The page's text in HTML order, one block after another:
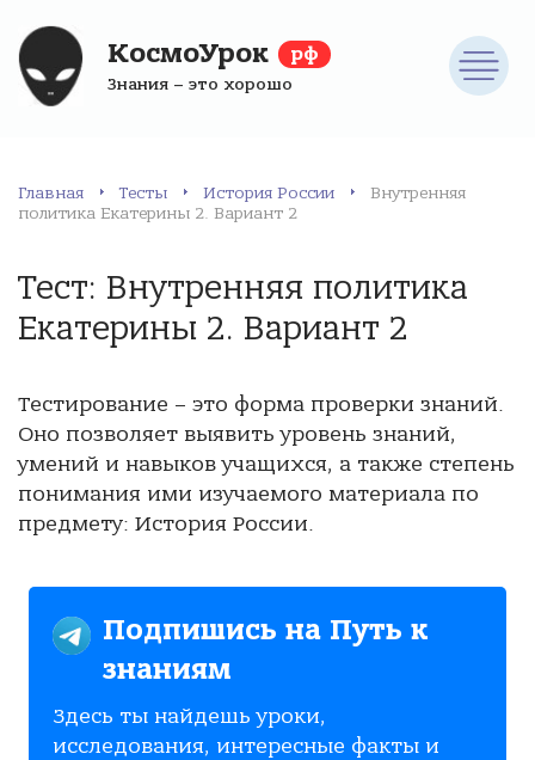
КосмоУрок рф
Знания – это хорошо
Главная Тесты История России
Внутренняя
политика Екатерины 2. Вариант 2
Тест: Внутренняя политика
Екатерины 2. Вариант 2
Тестирование – это форма проверки знаний.
Оно позволяет выявить уровень знаний,
умений и навыков учащихся, а также степень
понимания ими изучаемого материала по
предмету: История России.
Подпишись на Путь к
знаниям
Здесь ты найдешь уроки,
исследования, интересные факты и